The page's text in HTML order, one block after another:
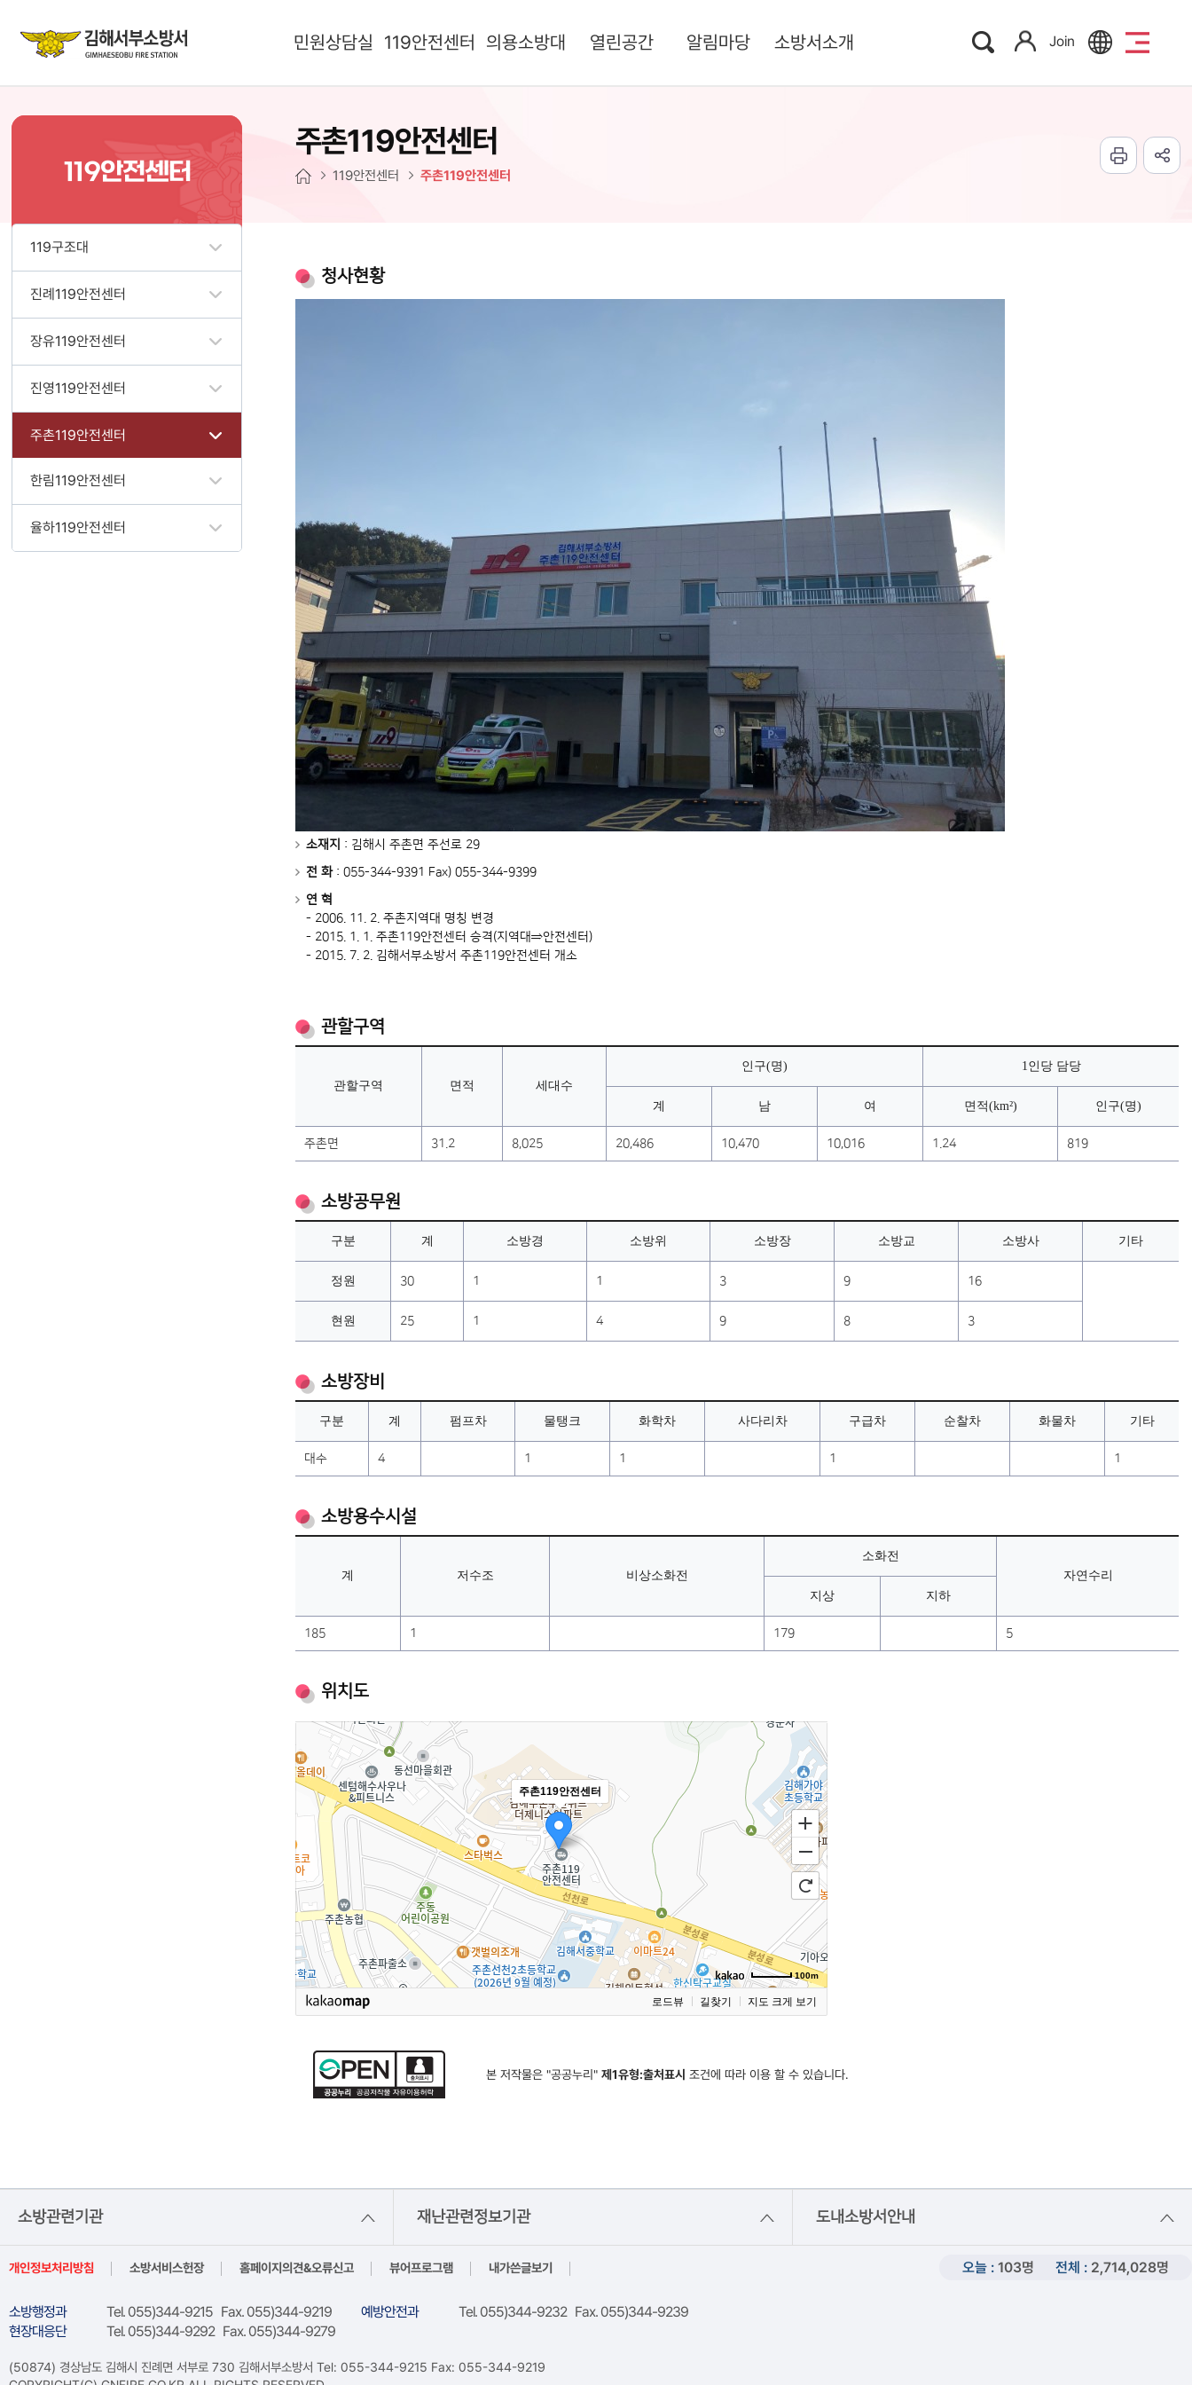
민원상담실 119안전센터 의용소방대 열린공간 알림마당 소방서소개 Join
119안전센터
119구조대
진례119안전센터
장유119안전센터
진영119안전센터
주촌119안전센터
한림119안전센터
율하119안전센터
119안전센터 주촌119안전센터
주촌119안전센터
청사현황
소재지 : 김해시 주촌면 주선로 29
전 화: 055-344-9391 Fax) 055-344-9399
연 혁
- 2006. 11. 2. 주촌지역대 명칭 변경
- 2015. 1. 1. 주촌119안전센터 승격(지역대⇒안전센터)
- 2015. 7. 2. 김해서부소방서 주촌119안전센터 개소
관할구역
관할구역 면적 세대수
인구(명) 1인당 담당
계 남 여 면적(km²) 인구(명)
주촌면 31.2 8,025 20,486 10,470 10,016 1.24 819
소방공무원
구분 계 소방경 소방위 소방장 소방교 소방사 기타
정원 30 1 1 3 9 16
현원 25 1 4 9 8 3
소방장비
구분 계 펌프차 물탱크 화학차 사다리차 구급차 순찰차 화물차 기타
대수 4 1 1 1 1
소방용수시설
계 저수조 비상소화전
소화전
자연수리
지상
지하
185 1 179 5
위치도
주촌119안전센터
100m
로드뷰 길찾기 지도 크게 보기
본 저작물은 "공공누리"제1유형:출처표시 조건에 따라 이용 할 수 있습니다.
소방관련기관 재난관련정보기관 도내소방서안내
개인정보처리방침 소방서비스헌장 홈페이지의견&오류신고 뷰어프로그램 내가쓴글보기 오늘 : 103명 전체 : 2,714,028명
소방행정과 Tel. 055)344-9215 Fax. 055)344-9219 예방안전과
Tel. 055)344-9232 Fax. 055)344-9239
현장대응단
Tel. 055)344-9292 Fax. 055)344-9279
(50874) 경상남도 김해시 진례면 서부로 730 김해서부소방서 Tel: 055-344-9215 Fax: 055-344-9219